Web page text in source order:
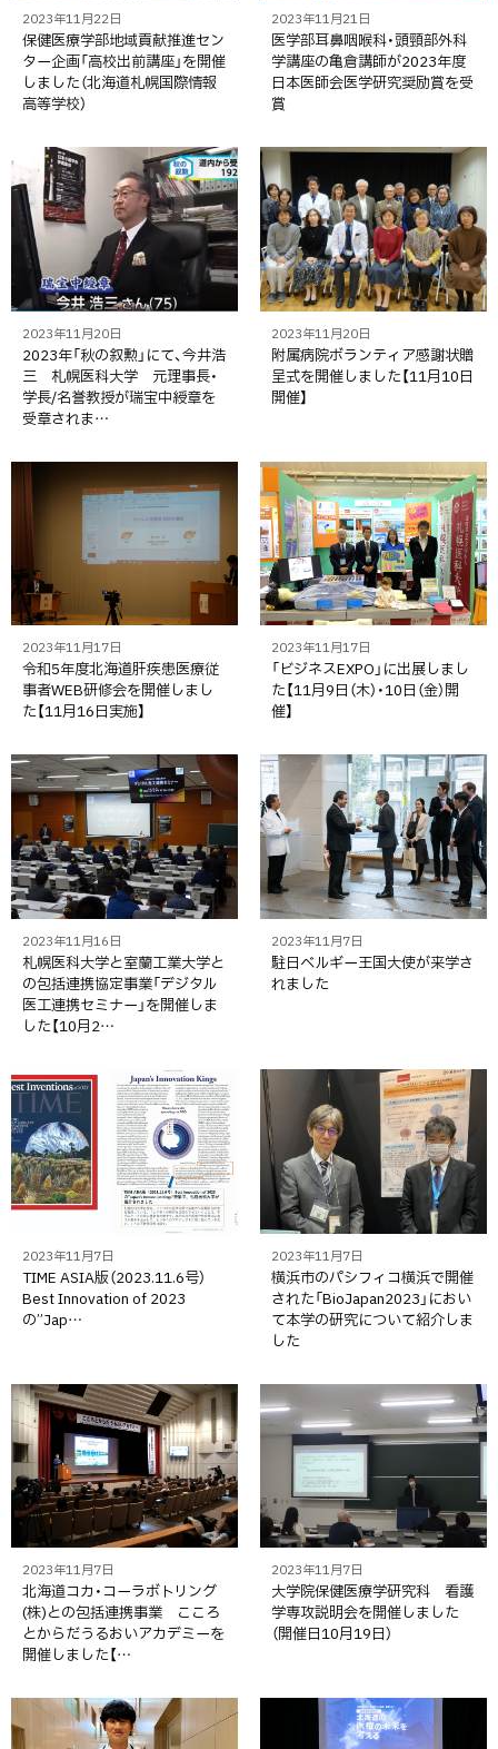
2023年11月22日
保健医療学部地域貢献推進セン
ター企画「高校出前講座」を開催
しました（北海道札幌国際情報
高等学校）
2023年11月21日
医学部耳鼻咽喉科・頭頸部外科
学講座の亀倉講師が2023年度
日本医師会医学研究奨励賞を受
賞
2023年11月20日
2023年「秋の叙勲」にて、今井浩
三 札幌医科大学 元理事長・
学長/名誉教授が瑞宝中綬章を
受章されま…
2023年11月20日
附属病院ボランティア感謝状贈
呈式を開催しました【11月10日
開催】
2023年11月17日
令和5年度北海道肝疾患医療従
事者WEB研修会を開催しまし
た【11月16日実施】
2023年11月17日
「ビジネスEXPO」に出展しまし
た【11月9日（木）・10日（金）開
催】
2023年11月16日
札幌医科大学と室蘭工業大学と
の包括連携協定事業「デジタル
医工連携セミナー」を開催しま
した【10月2…
2023年11月7日
駐日ベルギー王国大使が来学さ
れました
2023年11月7日
TIME ASIA版（2023.11.6号）
Best Innovation of 2023
の”Jap…
2023年11月7日
横浜市のパシフィコ横浜で開催
された「BioJapan2023」におい
て本学の研究について紹介しま
した
2023年11月7日
北海道コカ・コーラボトリング
(株)との包括連携事業 こころ
とからだうるおいアカデミーを
開催しました【…
2023年11月7日
大学院保健医療学研究科 看護
学専攻説明会を開催しました
（開催日10月19日）